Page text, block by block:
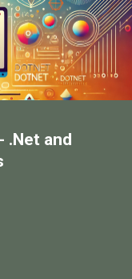
.Net and